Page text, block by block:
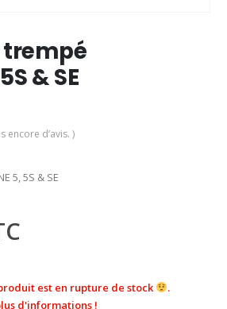
trempé
& SE
encore d’avis. )
5, 5S & SE
est en rupture de stock
.
d'informations !